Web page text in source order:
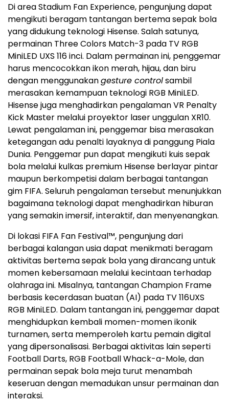
Di area Stadium Fan Experience, pengunjung dapat
mengikuti beragam tantangan bertema sepak bola
yang didukung teknologi Hisense. Salah satunya,
permainan Three Colors Match-3 pada TV RGB
MiniLED UXS 116 inci. Dalam permainan ini, penggemar
harus mencocokkan ikon merah, hijau, dan biru
dengan menggunakangesture controlsambil
merasakan kemampuan teknologi RGB MiniLED.
Hisense juga menghadirkan pengalaman VR Penalty
Kick Master melalui proyektor laser unggulan XR10.
Lewat pengalaman ini, penggemar bisa merasakan
ketegangan adu penalti layaknya di panggung Piala
Dunia. Penggemar pun dapat mengikuti kuis sepak
bola melalui kulkas premium Hisense berlayar pintar
maupun berkompetisi dalam berbagai tantangan
gim FIFA. Seluruh pengalaman tersebut menunjukkan
bagaimana teknologi dapat menghadirkan hiburan
yang semakin imersif, interaktif, dan menyenangkan.
Di lokasi FIFA Fan Festival™, pengunjung dari
berbagai kalangan usia dapat menikmati beragam
aktivitas bertema sepak bola yang dirancang untuk
momen kebersamaan melalui kecintaan terhadap
olahraga ini. Misalnya, tantangan Champion Frame
berbasis kecerdasan buatan (AI) pada TV 116UXS
RGB MiniLED. Dalam tantangan ini, penggemar dapat
menghidupkan kembali momen-momen ikonik
turnamen, serta memperoleh kartu pemain digital
yang dipersonalisasi. Berbagai aktivitas lain seperti
Football Darts, RGB Football Whack-a-Mole, dan
permainan sepak bola meja turut menambah
keseruan dengan memadukan unsur permainan dan
interaksi.